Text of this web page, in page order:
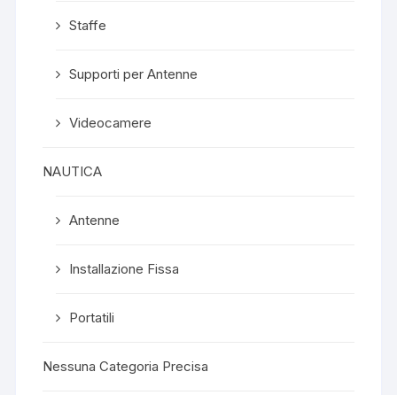
Staffe
Supporti per Antenne
Videocamere
NAUTICA
Antenne
Installazione Fissa
Portatili
Nessuna Categoria Precisa